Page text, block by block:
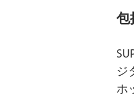
包
ジ
ホ